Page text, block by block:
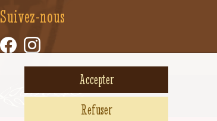
Suivez-nous
Accepter
Refuser